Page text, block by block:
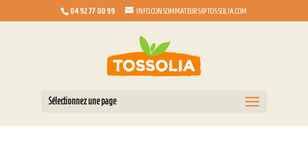
04 92 77 00 99 INFO.CONSOMMATEURS@TOSSOLIA.COM
Sélectionnez une page